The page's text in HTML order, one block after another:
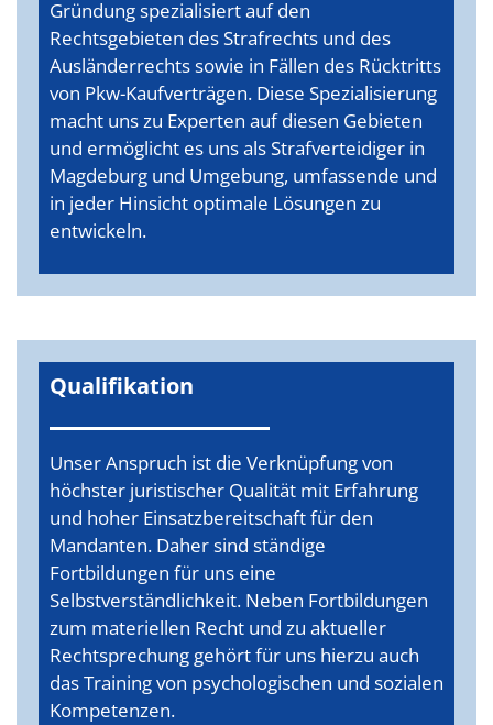
Gründung spezialisiert auf den
Rechtsgebieten des Strafrechts und des
Ausländerrechts sowie in Fällen des Rücktritts
von Pkw-Kaufverträgen. Diese Spezialisierung
macht uns zu Experten auf diesen Gebieten
und ermöglicht es uns als Strafverteidiger in
Magdeburg und Umgebung, umfassende und
in jeder Hinsicht optimale Lösungen zu
entwickeln.
Qualifikation
Unser Anspruch ist die Verknüpfung von
höchster juristischer Qualität mit Erfahrung
und hoher Einsatzbereitschaft für den
Mandanten. Daher sind ständige
Fortbildungen für uns eine
Selbstverständlichkeit. Neben Fortbildungen
zum materiellen Recht und zu aktueller
Rechtsprechung gehört für uns hierzu auch
das Training von psychologischen und sozialen
Kompetenzen.